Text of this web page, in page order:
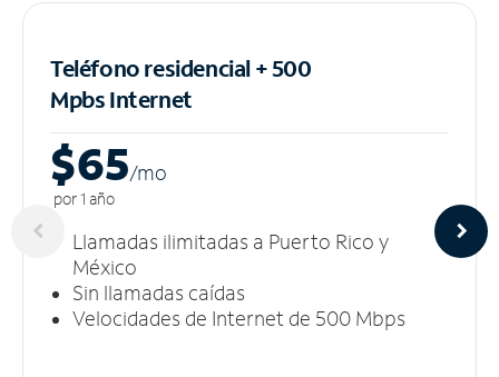
Teléfono residencial + 500
MpbsInternet
$65/mo
por 1 año
Llamadas ilimitadas a Puerto Rico y
México
Sin llamadas caídas
Velocidades de Internet de 500 Mbps